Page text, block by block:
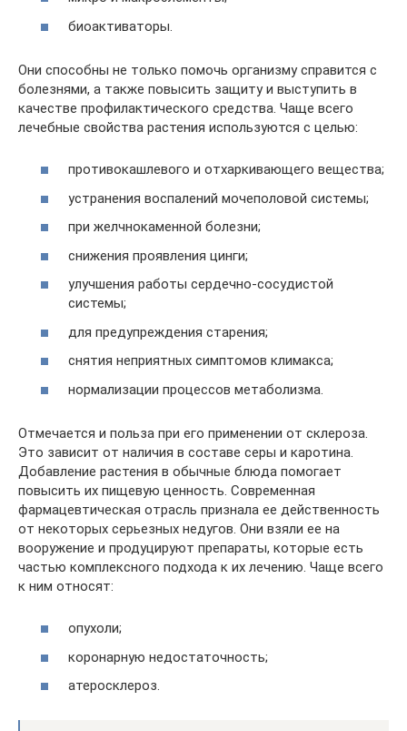
биоактиваторы.
Они способны не только помочь организму справится с
болезнями, а также повысить защиту и выступить в
качестве профилактического средства. Чаще всего
лечебные свойства растения используются с целью:
противокашлевого и отхаркивающего вещества;
устранения воспалений мочеполовой системы;
при желчнокаменной болезни;
снижения проявления цинги;
улучшения работы сердечно-сосудистой
системы;
для предупреждения старения;
снятия неприятных симптомов климакса;
нормализации процессов метаболизма.
Отмечается и польза при его применении от склероза.
Это зависит от наличия в составе серы и каротина.
Добавление растения в обычные блюда помогает
повысить их пищевую ценность. Современная
фармацевтическая отрасль признала ее действенность
от некоторых серьезных недугов. Они взяли ее на
вооружение и продуцируют препараты, которые есть
частью комплексного подхода к их лечению. Чаще всего
к ним относят:
опухоли;
коронарную недостаточность;
атеросклероз.